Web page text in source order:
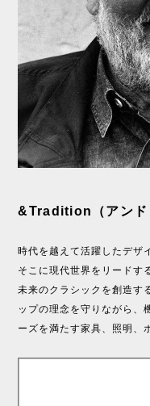
&Tradition（アンド
時代を越えて活躍したデザ
そこに現代世界をリードす
未来のクラシックを創造す
ップの理念を守りながら、
ーズを満たす家具、照明、